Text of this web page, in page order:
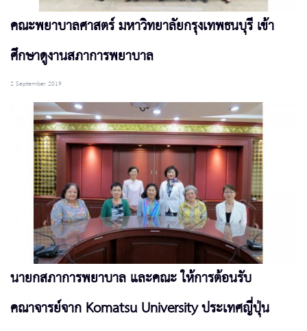
คณะพยาบาลศาสตร์ มหาวิทยาลัยกรุงเทพธนบุรี เข้า
ศึกษาดูงานสภาการพยาบาล
2 September 2019
นายกสภาการพยาบาล และคณะ ให้การต้อนรับ
คณาจารย์จาก Komatsu University ประเทศญี่ปุ่น